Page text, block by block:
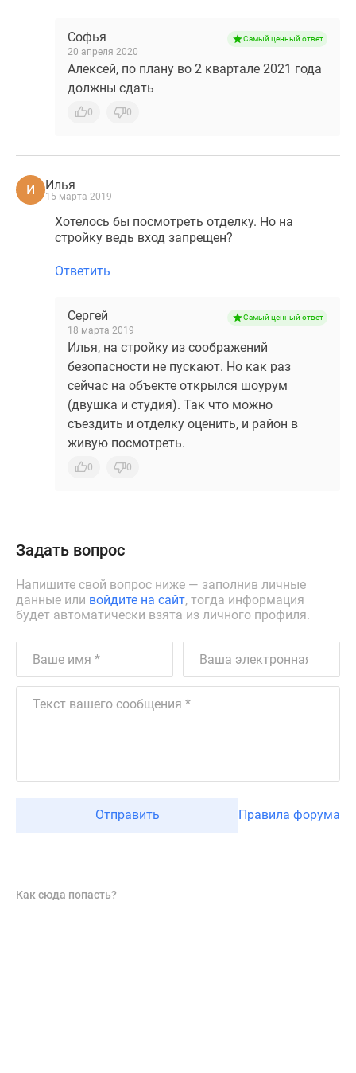
Софья
20 апреля 2020
Самый ценный ответ
Алексей, по плану во 2 квартале 2021 года
должны сдать
0 0
И Илья
15 марта 2019
Хотелось бы посмотреть отделку. Но на
стройку ведь вход запрещен?
Ответить
Сергей
18 марта 2019
Самый ценный ответ
Илья, на стройку из соображений
безопасности не пускают. Но как раз
сейчас на объекте открылся шоурум
(двушка и студия). Так что можно
съездить и отделку оценить, и район в
живую посмотреть.
0 0
Задать вопрос
Напишите свой вопрос ниже — заполнив личные
данные или войдите на сайт, тогда информация
будет автоматически взята из личного профиля.
Отправить Правила форума
Как сюда попасть?